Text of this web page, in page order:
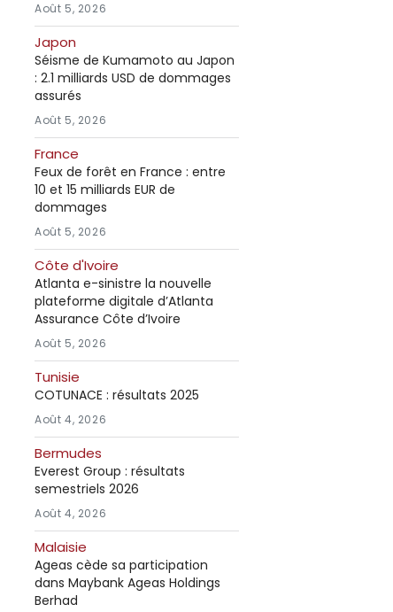
Août 5, 2026
Japon
Séisme de Kumamoto au Japon
: 2.1 milliards USD de dommages
assurés
Août 5, 2026
France
Feux de forêt en France : entre
10 et 15 milliards EUR de
dommages
Août 5, 2026
Côte d'Ivoire
Atlanta e-sinistre la nouvelle
plateforme digitale d’Atlanta
Assurance Côte d’Ivoire
Août 5, 2026
Tunisie
COTUNACE : résultats 2025
Août 4, 2026
Bermudes
Everest Group : résultats
semestriels 2026
Août 4, 2026
Malaisie
Ageas cède sa participation
dans Maybank Ageas Holdings
Berhad